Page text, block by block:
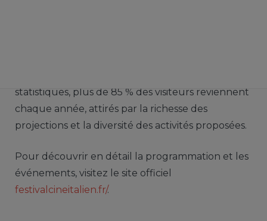
statistiques, plus de 85 % des visiteurs reviennent
chaque année, attirés par la richesse des
projections et la diversité des activités proposées.
Pour découvrir en détail la programmation et les
événements, visitez le site officiel
festivalcineitalien.fr/.